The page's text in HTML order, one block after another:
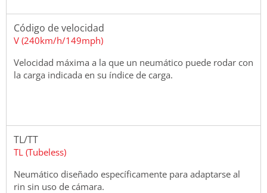
Código de velocidad
V (240km/h/149mph)
Velocidad máxima a la que un neumático puede rodar con
la carga indicada en su índice de carga.
TL/TT
TL (Tubeless)
Neumático diseñado específicamente para adaptarse al
rin sin uso de cámara.